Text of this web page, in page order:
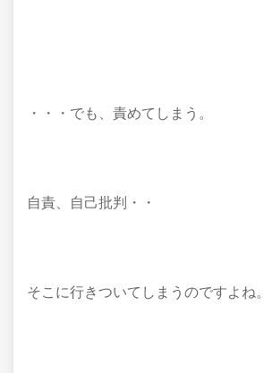
・・・でも、責めてしまう。
自責、自己批判・・
そこに行きついてしまうのですよね。